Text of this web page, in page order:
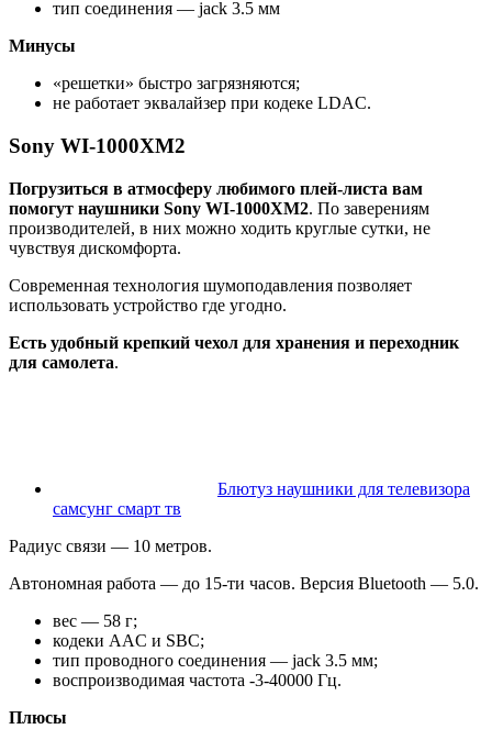
тип соединения — jack 3.5 мм
Минусы
«решетки» быстро загрязняются;
не работает эквалайзер при кодеке LDAC.
Sony WI-1000XM2
Погрузиться в атмосферу любимого плей-листа вам
помогут наушники Sony WI-1000XM2. По заверениям
производителей, в них можно ходить круглые сутки, не
чувствуя дискомфорта.
Современная технология шумоподавления позволяет
использовать устройство где угодно.
Есть удобный крепкий чехол для хранения и переходник
для самолета.
Блютуз наушники для телевизора
самсунг смарт тв
Радиус связи — 10 метров.
Автономная работа — до 15-ти часов. Версия Bluetooth — 5.0.
вес — 58 г;
кодеки AAC и SBC;
тип проводного соединения — jack 3.5 мм;
воспроизводимая частота -3-40000 Гц.
Плюсы